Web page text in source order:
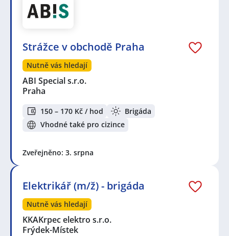
Strážce v obchodě Praha
Nutně vás hledají
ABI Special s.r.o.
Praha
150 – 170 Kč / hod
Brigáda
Vhodné také pro cizince
Zveřejněno: 3. srpna
Elektrikář (m/ž) - brigáda
Nutně vás hledají
KKAKrpec elektro s.r.o.
Frýdek-Místek